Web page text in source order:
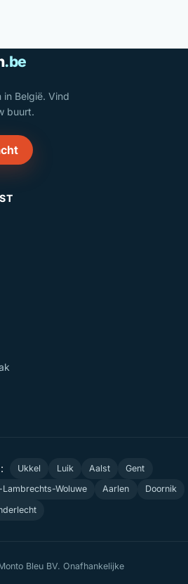
.be
België. Vind
buurt.
Ukkel Luik Aalst
Gent
Lambrechts-Woluwe Aarlen
Doornik
Bleu BV. Onafhankelijke